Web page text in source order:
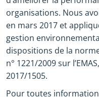
organisations. Nous
en mars 2017 et
gestion
dispositions de la
n° 1221/2009 sur
2017/1505.
Pour toutes